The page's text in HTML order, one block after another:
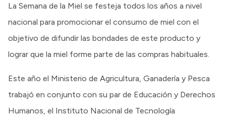
La Semana de la Miel se festeja todos los años a nivel
nacional para promocionar el consumo de miel con el
objetivo de difundir las bondades de este producto y
lograr que la miel forme parte de las compras habituales.
Este año el Ministerio de Agricultura, Ganadería y Pesca
trabajó en conjunto con su par de Educación y Derechos
Humanos, el Instituto Nacional de Tecnología